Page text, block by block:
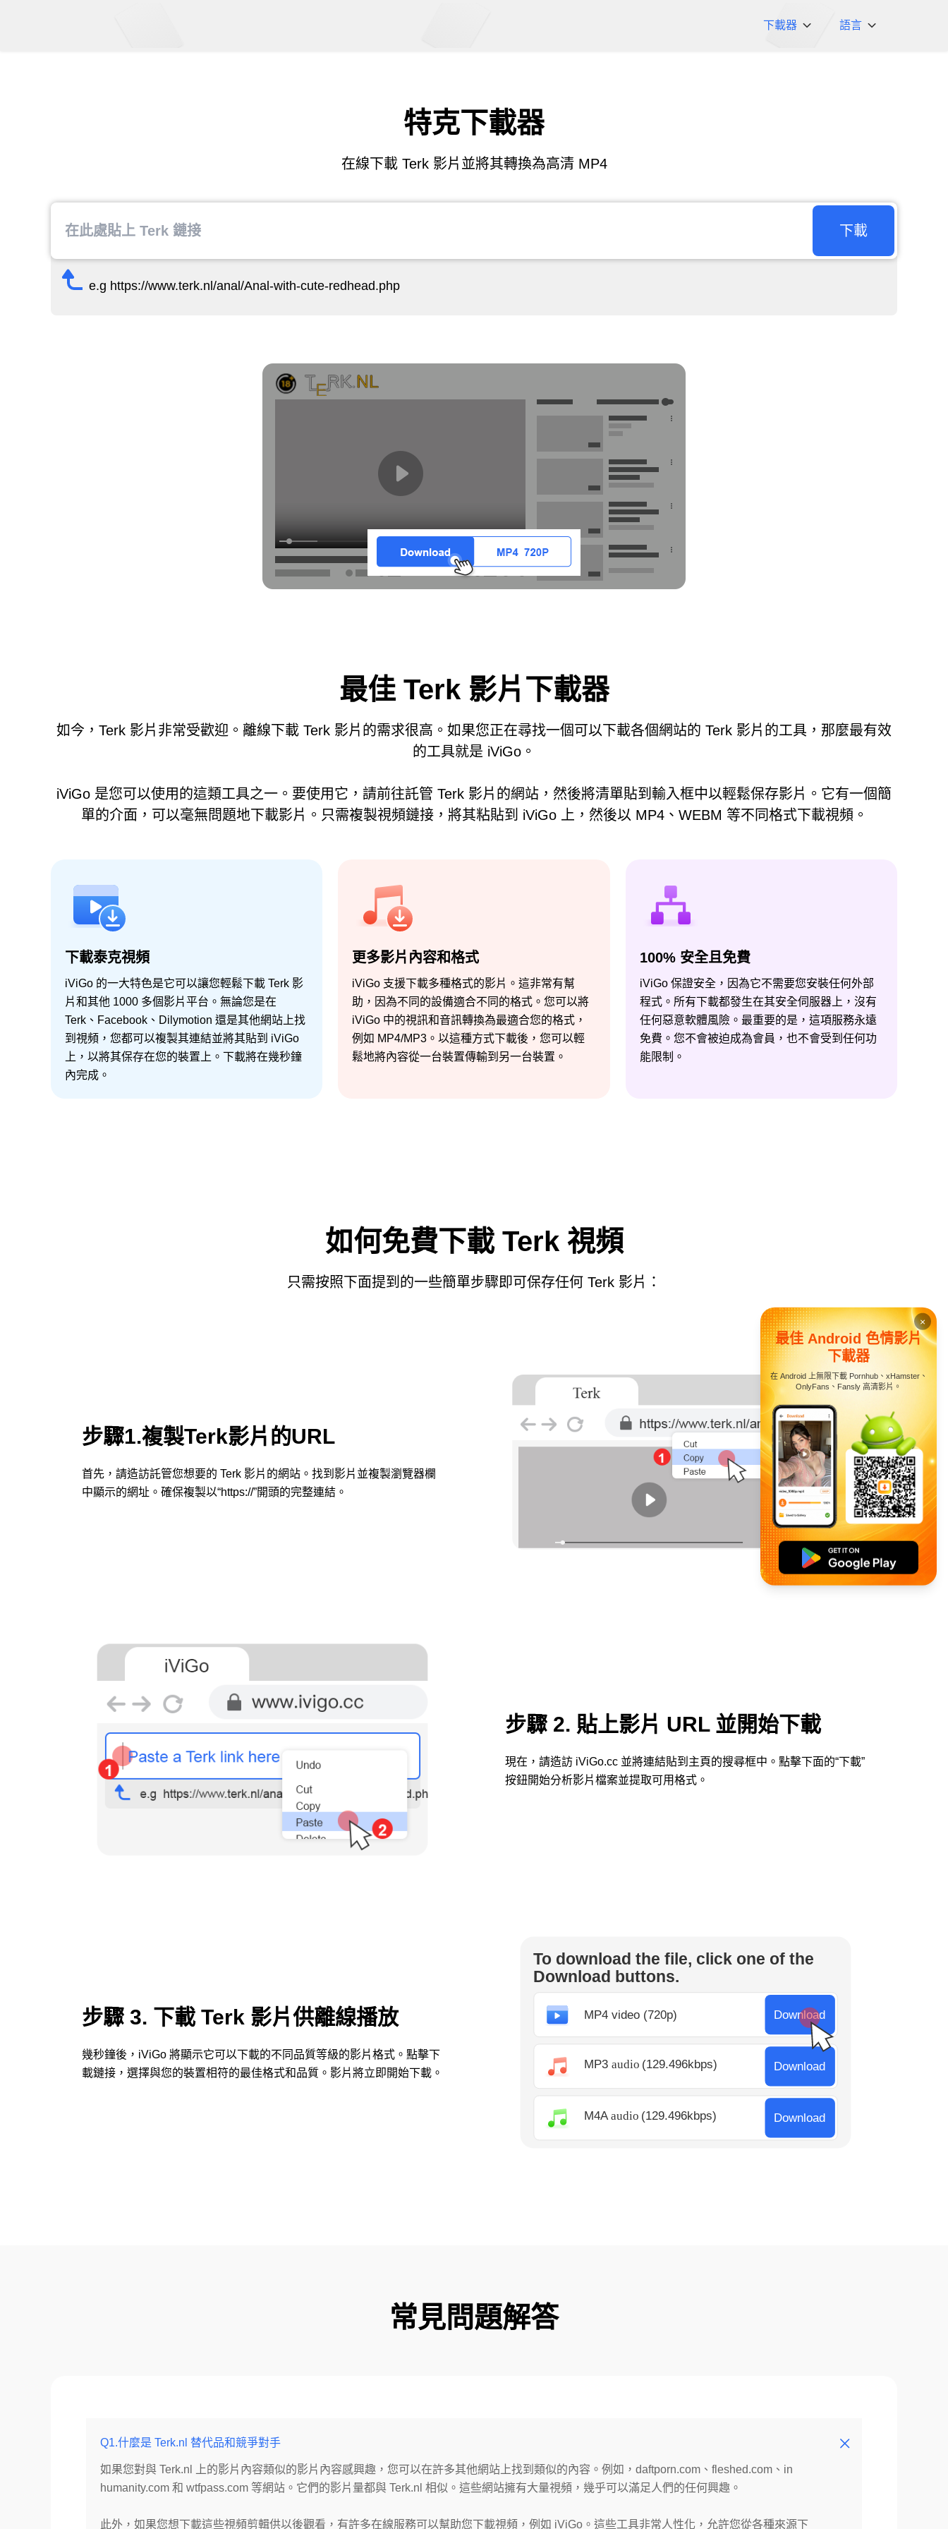
下載器 語言
特克下載器
在線下載 Terk 影片並將其轉換為高清 MP4
下載
e.g https://www.terk.nl/anal/Anal-with-cute-redhead.php
最佳 Terk 影片下載器
如今，Terk 影片非常受歡迎。離線下載 Terk 影片的需求很高。如果您正在尋找一個可以下載各個網站的 Terk 影片的工具，那麼最有效
的工具就是 iViGo。
iViGo 是您可以使用的這類工具之一。要使用它，請前往託管 Terk 影片的網站，然後將清單貼到輸入框中以輕鬆保存影片。它有一個簡
單的介面，可以毫無問題地下載影片。只需複製視頻鏈接，將其粘貼到 iViGo 上，然後以 MP4、WEBM 等不同格式下載視頻。
下載泰克視頻
iViGo 的一大特色是它可以讓您輕鬆下載 Terk 影
片和其他 1000 多個影片平台。無論您是在
Terk、Facebook、Dilymotion 還是其他網站上找
到視頻，您都可以複製其連結並將其貼到 iViGo
上，以將其保存在您的裝置上。下載將在幾秒鐘
內完成。
更多影片內容和格式
iViGo 支援下載多種格式的影片。這非常有幫
助，因為不同的設備適合不同的格式。您可以將
iViGo 中的視訊和音訊轉換為最適合您的格式，
例如 MP4/MP3。以這種方式下載後，您可以輕
鬆地將內容從一台裝置傳輸到另一台裝置。
100% 安全且免費
iViGo 保證安全，因為它不需要您安裝任何外部
程式。所有下載都發生在其安全伺服器上，沒有
任何惡意軟體風險。最重要的是，這項服務永遠
免費。您不會被迫成為會員，也不會受到任何功
能限制。
如何免費下載 Terk 視頻
只需按照下面提到的一些簡單步驟即可保存任何 Terk 影片：
步驟1.複製Terk影片的URL
首先，請造訪託管您想要的 Terk 影片的網站。找到影片並複製瀏覽器欄
中顯示的網址。確保複製以“https://”開頭的完整連結。
步驟 2. 貼上影片 URL 並開始下載
現在，請造訪 iViGo.cc 並將連結貼到主頁的搜尋框中。點擊下面的“下載”
按鈕開始分析影片檔案並提取可用格式。
步驟 3. 下載 Terk 影片供離線播放
幾秒鐘後，iViGo 將顯示它可以下載的不同品質等級的影片格式。點擊下
載鏈接，選擇與您的裝置相符的最佳格式和品質。影片將立即開始下載。
常見問題解答
Q1.什麼是 Terk.nl 替代品和競爭對手
如果您對與 Terk.nl 上的影片內容類似的影片內容感興趣，您可以在許多其他網站上找到類似的內容。例如，daftporn.com、fleshed.com、in
humanity.com 和 wtfpass.com 等網站。它們的影片量都與 Terk.nl 相似。這些網站擁有大量視頻，幾乎可以滿足人們的任何興趣。
此外，如果您想下載這些視頻剪輯供以後觀看，有許多在線服務可以幫助您下載視頻，例如 iViGo。這些工具非常人性化，允許您從各種來源下
×
最佳 Android 色情影片
下載器
在 Android 上無限下載 Pornhub、xHamster、
OnlyFans、Fansly 高清影片。